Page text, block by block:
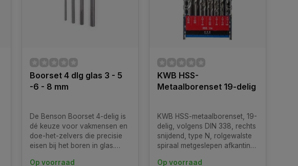
Boorset 4 dlg glas 3 - 5
-6 - 8 mm
De Benson Boorset 4-delig is
dé keuze voor vakmensen en
doe-het-zelvers die precisie
eisen bij het boren in glas.
Op voorraad
KWB HSS-
Metaalborenset 19-delig
KWB HSS-metaalborenset, 19-
delig, volgens DIN 338, rechts
snijdend, type N, rolgewalste
spiraal metgeslepen afkanting,
Op voorraad